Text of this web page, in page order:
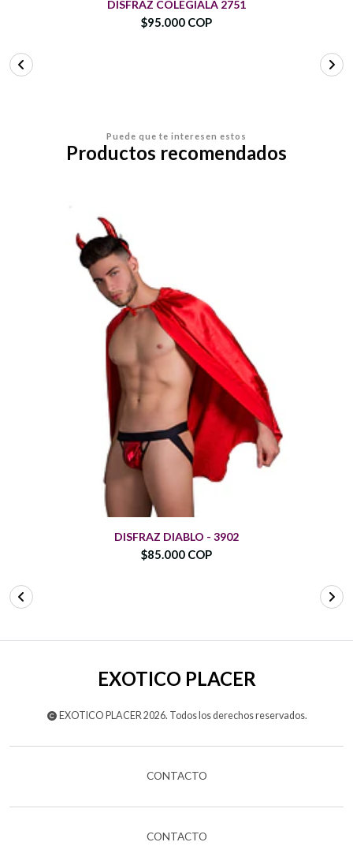
DISFRAZ COLEGIALA 2751
$95.000 COP
Puede que te interesen estos
Productos recomendados
DISFRAZ DIABLO - 3902
$85.000 COP
EXOTICO PLACER
EXOTICO PLACER 2026. Todos los derechos reservados.
CONTACTO
CONTACTO